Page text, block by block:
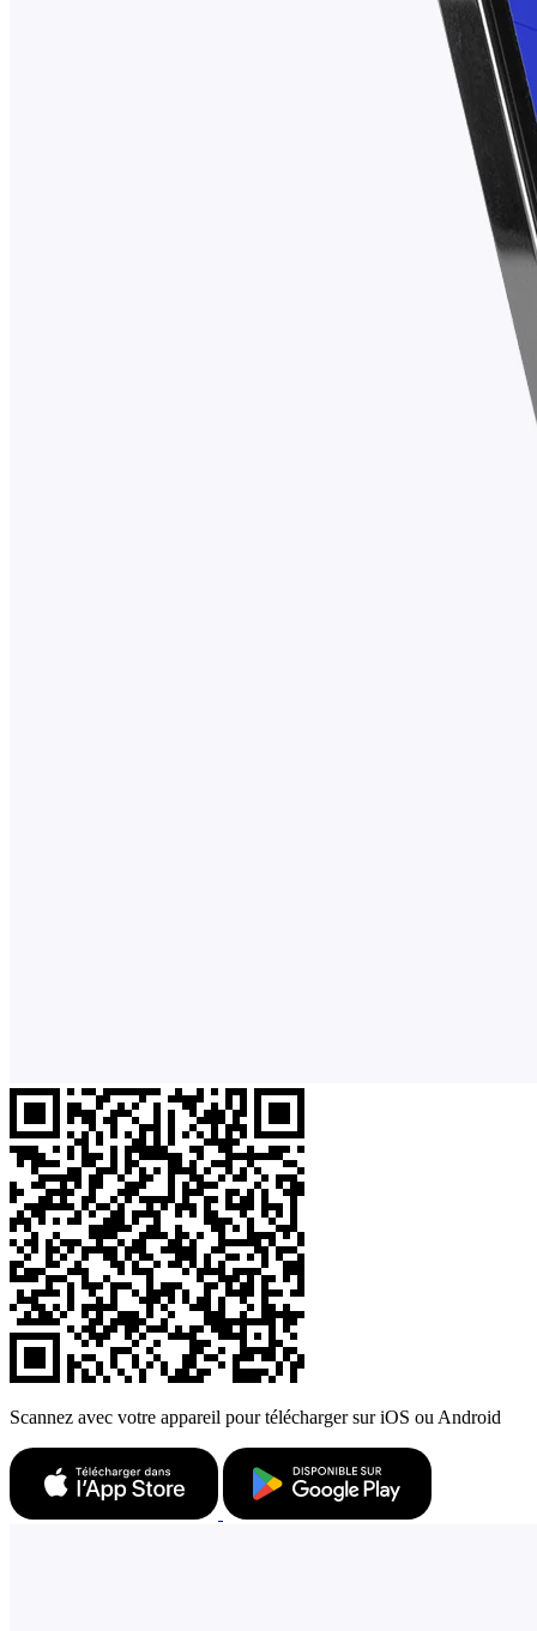
Scannez avec votre appareil pour télécharger sur iOS ou Android